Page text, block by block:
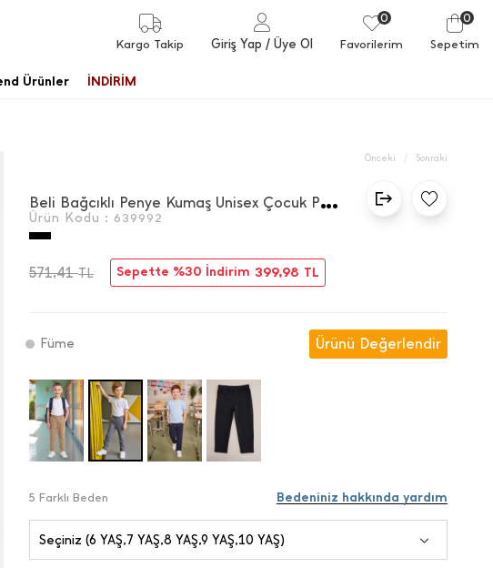
Kargo Takip Giriş Yap / Üye Ol
0
Favorilerim
0
Sepetim
Ürünler İNDİRİM
Önceki / Sonraki
B
eli Bağcıklı Penye Kumaş Unisex Çocuk Pantolon
Ürün Kodu : 639992
571,41TL Sepette %30 İndirim 399,98 TL
Füme Ürünü Değerlendir
5 Farklı Beden Bedeniniz hakkında yardım
Seçiniz (6 YAŞ,7 YAŞ,8 YAŞ,9 YAŞ,10 YAŞ)